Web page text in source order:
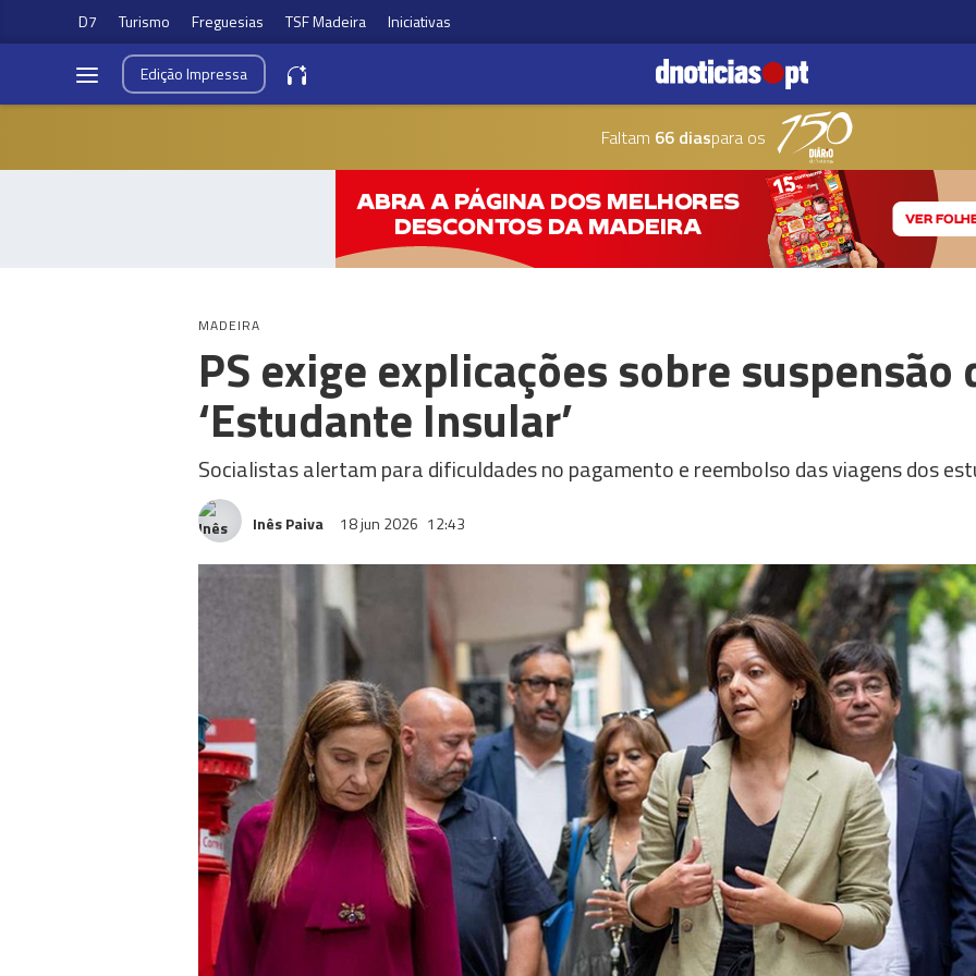
D7 Turismo Freguesias TSF Madeira Iniciativas
EdiçãoImpressa
Faltam 66 diaspara os
MADEIRA
PS exige explicações sobre
‘Estudante Insular’
Socialistas alertam para dificuldades no pagamento e reembolso das viagens dos
Inês Paiva 18 jun 2026 12:43